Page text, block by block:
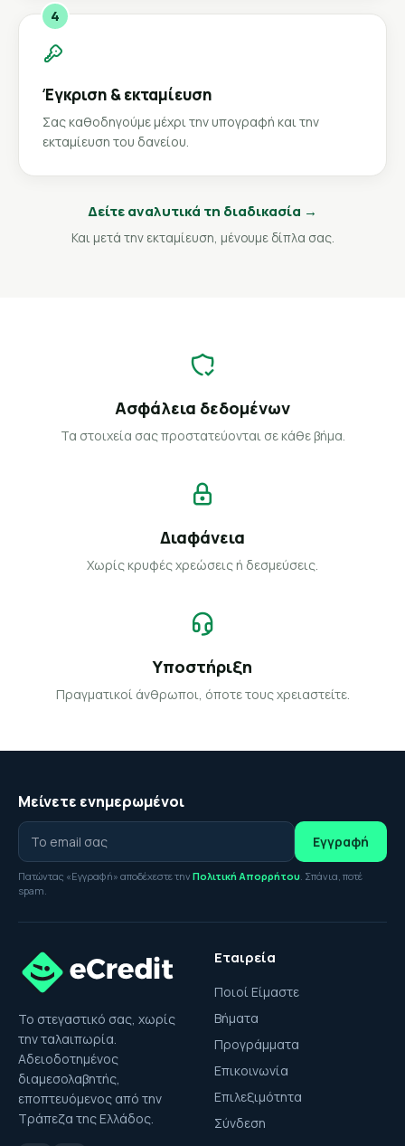
4
Έγκριση & εκταμίευση
Σας καθοδηγούμε μέχρι την υπογραφή και την
εκταμίευση του δανείου.
Δείτε αναλυτικά τη διαδικασία →
Και μετά την εκταμίευση, μένουμε δίπλα σας.
Ασφάλεια δεδομένων
Τα στοιχεία σας προστατεύονται σε κάθε βήμα.
Διαφάνεια
Χωρίς κρυφές χρεώσεις ή δεσμεύσεις.
Υποστήριξη
Πραγματικοί άνθρωποι, όποτε τους χρειαστείτε.
Μείνετε ενημερωμένοι
Εγγραφή
Πατώντας «Εγγραφή» αποδέχεστε την Πολιτική Απορρήτου. Σπάνια, ποτέ
spam.
Το στεγαστικό σας, χωρίς
την ταλαιπωρία.
Αδειοδοτημένος
διαμεσολαβητής,
εποπτευόμενος από την
Τράπεζα της Ελλάδος.
Εταιρεία
Ποιοί Είμαστε
Βήματα
Προγράμματα
Επικοινωνία
Επιλεξιμότητα
Σύνδεση